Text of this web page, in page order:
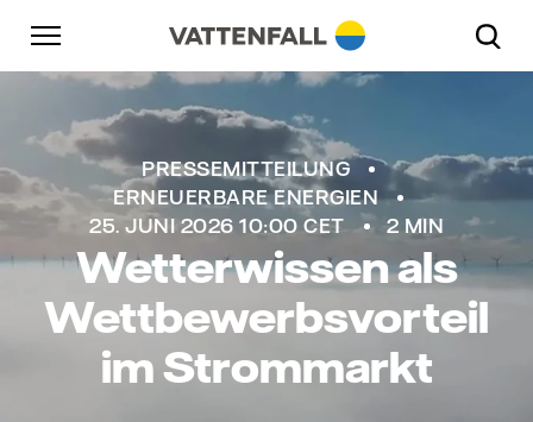
Überspringen
Zurück zur Hauptnavigation
Gehe zur Fußzeile
PRESSEMITTEILUNG
ERNEUERBARE ENERGIEN
25. JUNI 2026 10:00 CET
2 MIN
Wetterwissen als
Wettbewerbsvorteil
im Strommarkt
Zurück zur Hauptnavigation